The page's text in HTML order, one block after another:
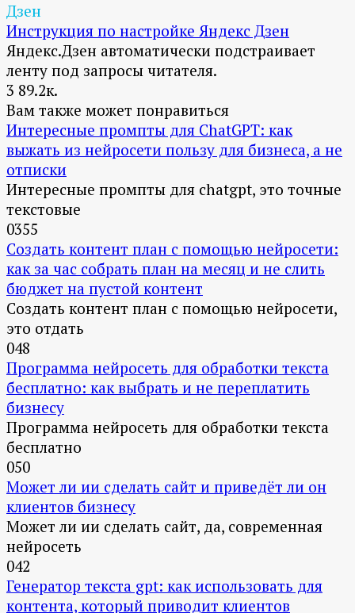
Дзен
Инструкция по настройке Яндекс Дзен
Яндекс.Дзен автоматически подстраивает
ленту под запросы читателя.
3 89.2к.
Вам также может понравиться
Интересные промпты для ChatGPT: как
выжать из нейросети пользу для бизнеса, а не
отписки
Интересные промпты для chatgpt, это точные
текстовые
0355
Создать контент план с помощью нейросети:
как за час собрать план на месяц и не слить
бюджет на пустой контент
Создать контент план с помощью нейросети,
это отдать
048
Программа нейросеть для обработки текста
бесплатно: как выбрать и не переплатить
бизнесу
Программа нейросеть для обработки текста
бесплатно
050
Может ли ии сделать сайт и приведёт ли он
клиентов бизнесу
Может ли ии сделать сайт, да, современная
нейросеть
042
Генератор текста gpt: как использовать для
контента, который приводит клиентов